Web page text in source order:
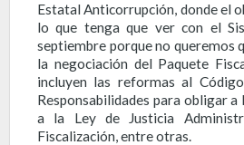
Estatal Anticorrupción, donde el
lo que tenga que ver con el
septiembre porque no queremos
la negociación del Paquete
incluyen las reformas al
Responsabilidades para obligar a
a la Ley de Justicia
Fiscalización, entre otras.